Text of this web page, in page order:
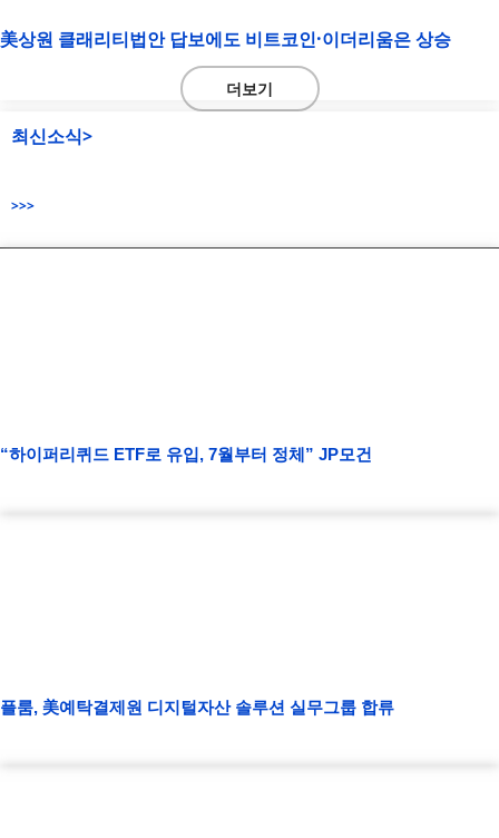
美상원 클래리티법안 답보에도 비트코인·이더리움은 상승
더보기
최신소식>
>>>
“하이퍼리퀴드 ETF로 유입, 7월부터 정체” JP모건
플룸, 美예탁결제원 디지털자산 솔루션 실무그룹 합류